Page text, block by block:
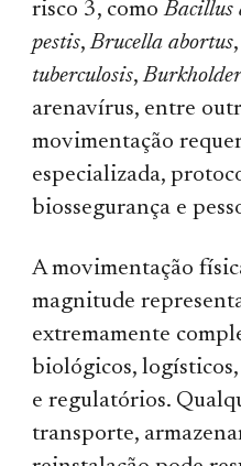
risco 3, comoBacillus
pestis,Brucella abortus
tuberculosis,
arenavírus, entre
movimentação
especializada,
biossegurança e
A movimentação
magnitude
extremamente
biológicos,
e regulatórios.
transporte,